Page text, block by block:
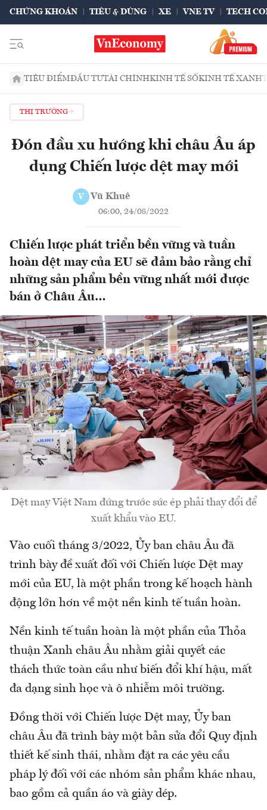
CHỨNG KHOÁN TIÊU & DÙNG XE VNE TV TECH
TIÊU ĐIỂMĐẦU TƯTÀI CHÍNHKINH TẾ SỐKINH TẾ XANH
THỊ TRƯỜNG
Đón đầu xu hướng khi châu Âu áp
dụng Chiến lược dệt may mới
V Vũ Khuê
06:00, 24/08/2022
Chiến lược phát triển bền vững và tuần
hoàn dệt may của EU sẽ đảm bảo rằng chỉ
những sản phẩm bền vững nhất mới được
bán ở Châu Âu…
Dệt may Việt Nam đứng trước sức ép phải thay đổi để
xuất khẩu vào EU.
Vào cuối tháng 3/2022, Ủy ban châu Âu đã
trình bày đề xuất đối với Chiến lược Dệt may
mới của EU, là một phần trong kế hoạch hành
động lớn hơn về một nền kinh tế tuần hoàn.
Nền kinh tế tuần hoàn là một phần của Thỏa
thuận Xanh châu Âu nhằm giải quyết các
thách thức toàn cầu như biến đổi khí hậu, mất
đa dạng sinh học và ô nhiễm môi trường.
Đồng thời với Chiến lược Dệt may, Ủy ban
châu Âu đã trình bày một bản sửa đổi Quy định
thiết kế sinh thái, nhằm đặt ra các yêu cầu
pháp lý đối với các nhóm sản phẩm khác nhau,
bao gồm cả quần áo và giày dép.